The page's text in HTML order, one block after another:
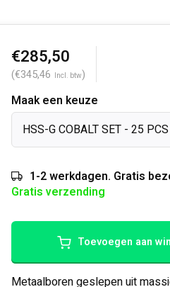
€285,50
(€345,46 Incl. btw)
Maak een keuze
HSS-G COBALT SET - 25 PCS
1-2 werkdagen. Gratis
Gratis verzending
Toevoegen aan
Metaalboren geslepen uit